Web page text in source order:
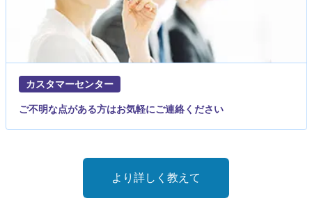
カスタマーセンター
ご不明な点がある方はお気軽にご連絡ください
より詳しく教えて